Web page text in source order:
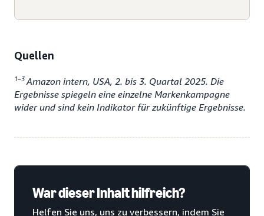
Quellen
1–3 Amazon intern, USA, 2. bis 3. Quartal 2025. Die
Ergebnisse spiegeln eine einzelne Markenkampagne
wider und sind kein Indikator für zukünftige Ergebnisse.
War dieser Inhalt hilfreich?
Helfen Sie uns, uns zu verbessern, indem Sie